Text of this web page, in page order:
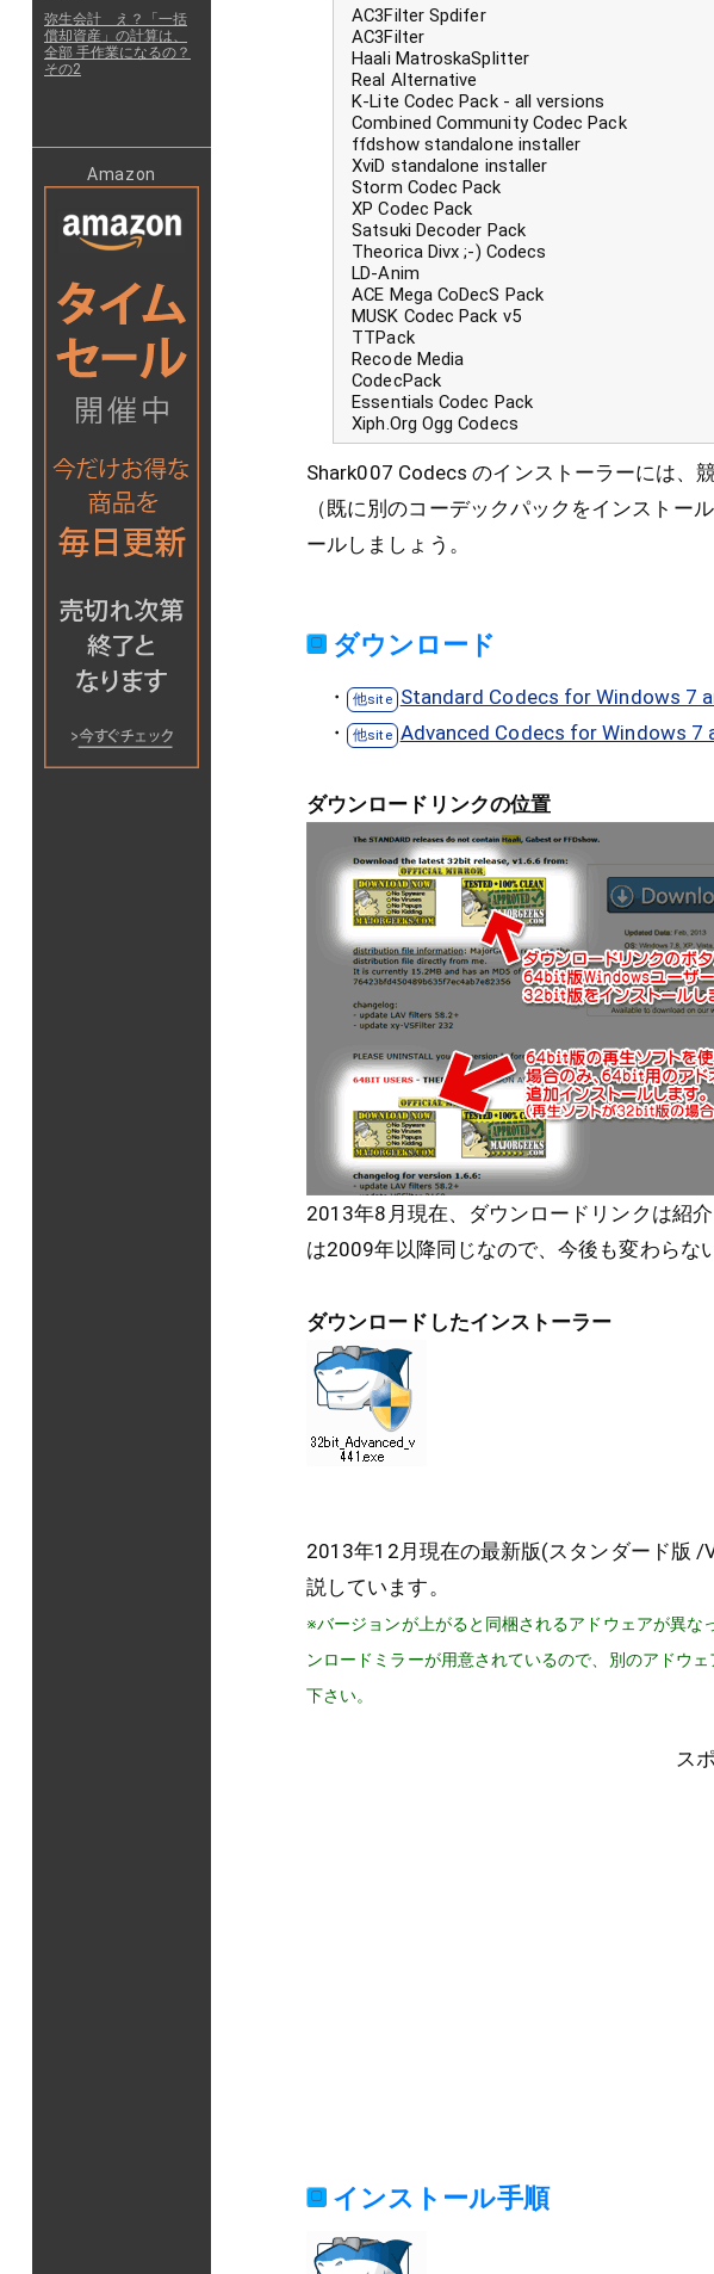
AC3Filter Spdifer
AC3Filter
Haali MatroskaSplitter
Real Alternative
K-Lite Codec Pack - all versions
Combined Community Codec Pack
ffdshow standalone installer
XviD standalone installer
Storm Codec Pack
XP Codec Pack
Satsuki Decoder Pack
Theorica Divx ;-) Codecs
LD-Anim
ACE Mega CoDecS Pack
MUSK Codec Pack v5
TTPack
Recode Media
CodecPack
Essentials Codec Pack
Xiph.Org Ogg Codecs
Shark007 Codecs のインストーラーには、
（既に別のコーデックパックをインストー
ールしましょう。
ダウンロード
・ Standard Codecs for Windows 7
・
Advanced Codecs for Windows 7
ダウンロードリンクの位置
2013年8月現在、ダウンロードリンクは紹
は2009年以降同じなので、今後も変わらな
ダウンロードしたインストーラー
2013年12月現在の最新版(スタンダード版
説しています。
※バージョンが上がると同梱されるアドウェアが異
ンロードミラーが用意されているので、別のアドウ
下さい。
ス
インストール手順
弥生会計 え？「一括
償却資産」の計算は、
全部 手作業になるの？
その2
Amazon